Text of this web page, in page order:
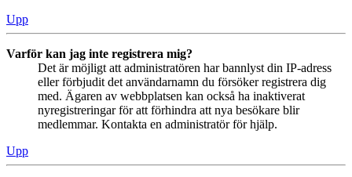
Upp
Varför kan jag inte registrera mig?
Det är möjligt att administratören har bannlyst din IP-adress
eller förbjudit det användarnamn du försöker registrera dig
med. Ägaren av webbplatsen kan också ha inaktiverat
nyregistreringar för att förhindra att nya besökare blir
medlemmar. Kontakta en administratör för hjälp.
Upp